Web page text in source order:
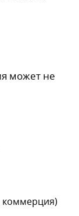
может не
коммерция)